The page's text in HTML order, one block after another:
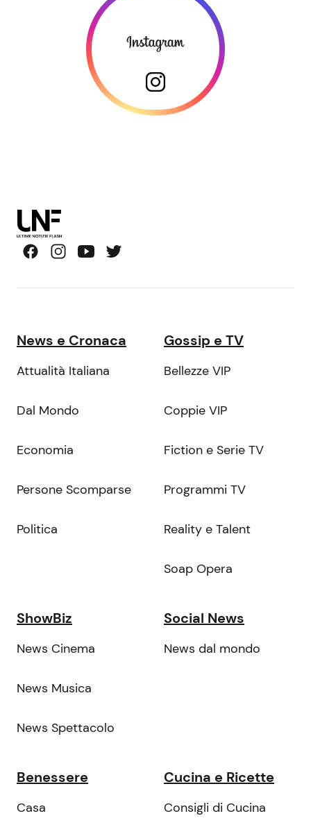
News e Cronaca
Attualità Italiana
Dal Mondo
Economia
Persone Scomparse
Politica
Gossip e TV
Bellezze VIP
Coppie VIP
Fiction e Serie TV
Programmi TV
Reality e Talent
Soap Opera
ShowBiz
News Cinema
News Musica
News Spettacolo
Social News
News dal mondo
Benessere
Casa
Cucina e Ricette
Consigli di Cucina